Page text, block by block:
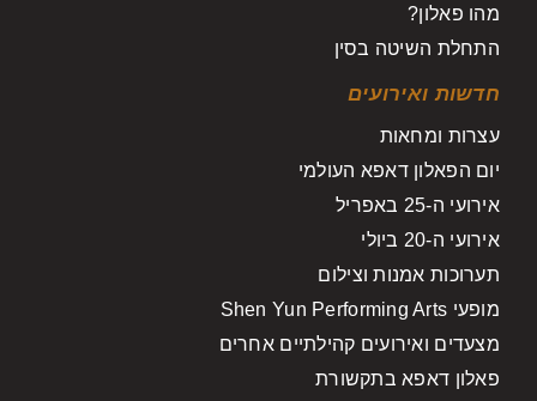
מהו פאלון?
התחלת השיטה בסין
חדשות ואירועים
עצרות ומחאות
יום הפאלון דאפא העולמי
אירועי ה-25 באפריל
אירועי ה-20 ביולי
תערוכות אמנות וצילום
מופעי Shen Yun Performing Arts
מצעדים ואירועים קהילתיים אחרים
פאלון דאפא בתקשורת